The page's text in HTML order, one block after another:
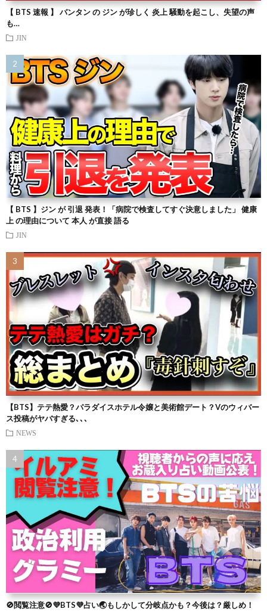
【 BTS 速報 】 バンタン の ジン が珍しく 炎上 騒動を起こし、失望の声
も…
JIN
【 BTS 】ジン が 引退 発表！「病院で検査してすぐ決意しました」 健康
上 の理由について 本人 が直接 語る
JIN
【BTS】テテ熱愛？パラダイスホテル令嬢と美術館デート？Vのウィバー
ス投稿がヤバすぎる､､､
NEWS
🚫閲覧注意🚫💜BTS💜占い🌏もしかして分岐点かも？今後は？厳しめ！